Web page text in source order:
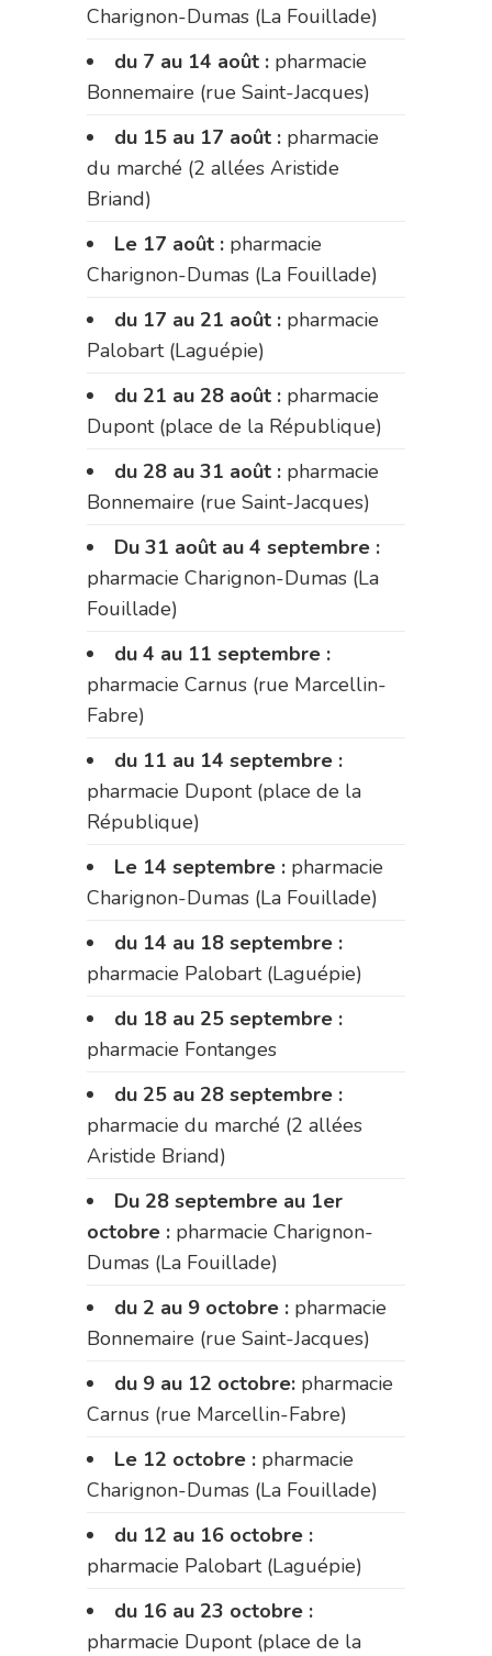
Charignon-Dumas (La Fouillade)
du 7 au 14 août : pharmacie
Bonnemaire (rue Saint-Jacques)
du 15 au 17 août : pharmacie
du marché (2 allées Aristide
Briand)
Le 17 août : pharmacie
Charignon-Dumas (La Fouillade)
du 17 au 21 août : pharmacie
Palobart (Laguépie)
du 21 au 28 août : pharmacie
Dupont (place de la République)
du 28 au 31 août : pharmacie
Bonnemaire (rue Saint-Jacques)
Du 31 août au 4 septembre :
pharmacie Charignon-Dumas (La
Fouillade)
du 4 au 11 septembre :
pharmacie Carnus (rue Marcellin-
Fabre)
du 11 au 14 septembre :
pharmacie Dupont (place de la
République)
Le 14 septembre : pharmacie
Charignon-Dumas (La Fouillade)
du 14 au 18 septembre :
pharmacie Palobart (Laguépie)
du 18 au 25 septembre :
pharmacie Fontanges
du 25 au 28 septembre :
pharmacie du marché (2 allées
Aristide Briand)
Du 28 septembre au 1er
octobre : pharmacie Charignon-
Dumas (La Fouillade)
du 2 au 9 octobre : pharmacie
Bonnemaire (rue Saint-Jacques)
du 9 au 12 octobre: pharmacie
Carnus (rue Marcellin-Fabre)
Le 12 octobre : pharmacie
Charignon-Dumas (La Fouillade)
du 12 au 16 octobre :
pharmacie Palobart (Laguépie)
du 16 au 23 octobre :
pharmacie Dupont (place de la